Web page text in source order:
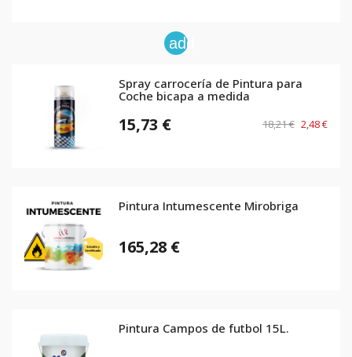
add
Spray carrocería de Pintura para
Coche bicapa a medida
15,73 € 18,21 € 2,48 €
Pintura Intumescente Mirobriga
165,28 €
Pintura Campos de futbol 15L.